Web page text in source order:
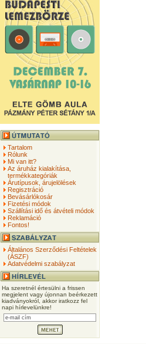
Tartalom
Rólunk
Mi van itt?
Az áruház kialakítása,
termékkategóriák
Árutípusok, árujelölések
Regisztráció
Bevásárlókosár
Fizetési módok
Szállítási idő és átvételi módok
Reklamáció
Fontos!
Általános Szerződési Feltételek
(ÁSZF)
Adatvédelmi szabályzat
Ha szeretnél értesülni a frissen
megjelent vagy újonnan beérkezett
kiadványokról, akkor iratkozz fel
napi hírlevelünkre!